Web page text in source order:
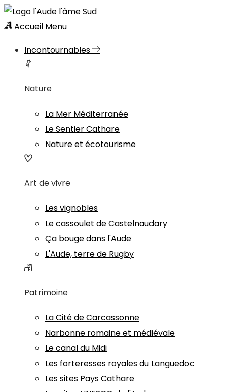
Accueil Menu
Incontournables
Nature
La Mer Méditerranée
Le Sentier Cathare
Nature et écotourisme
Art de vivre
Les vignobles
Le cassoulet de Castelnaudary
Ça bouge dans l'Aude
L'Aude, terre de Rugby
Patrimoine
La Cité de Carcassonne
Narbonne romaine et médiévale
Le canal du Midi
Les forteresses royales du Languedoc
Les sites Pays Cathare